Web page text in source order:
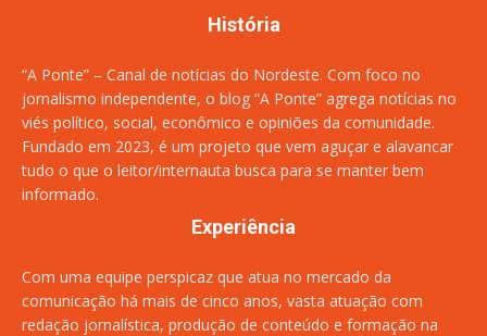
História
“A Ponte” – Canal de notícias do Nordeste. Com foco no
jornalismo independente, o blog “A Ponte” agrega notícias no
viés político, social, econômico e opiniões da comunidade.
Fundado em 2023, é um projeto que vem aguçar e alavancar
tudo o que o leitor/internauta busca para se manter bem
informado.
Experiência
Com uma equipe perspicaz que atua no mercado da
comunicação há mais de cinco anos, vasta atuação com
redação jornalística, produção de conteúdo e formação na